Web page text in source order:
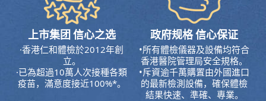
上市集团 信心之选
·香港仁和體檢於2012年創
立。
·已為超過10萬人次接種各類
疫苗，滿意度接近100%*。
政府规格 信心保证
•所有體檢儀器及設備均符合
香港醫院管理局安全規格。
•斥資逾千萬購置由外國進口
的最新檢測設備，確保體檢
結果快速、準確、專業。